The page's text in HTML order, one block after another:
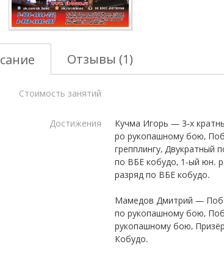
Отзывы (1)
Стоимость занятий
Достижения
Кучма Игорь — 3-х
ро рукопашному бою,
грепплингу, Двукратный
по ВБЕ кобудо, 1-ый юн.
разряд по ВБЕ кобудо.
Мамедов Дмитрий —
по рукопашному бою,
рукопашному бою,
Кобудо.